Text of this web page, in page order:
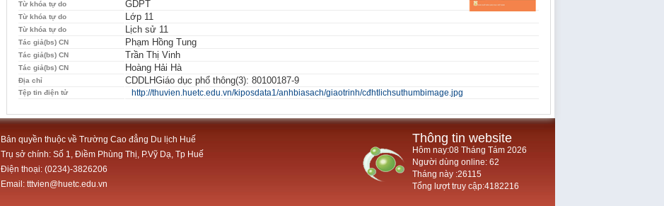
Từ khóa tự do GDPT
Từ khóa tự do Lớp 11
Từ khóa tự do Lịch sử 11
Tác giả(bs) CN Phạm Hồng Tung
Tác giả(bs) CN Trần Thị Vinh
Tác giả(bs) CN Hoàng Hải Hà
Địa chỉ CDDLHGiáo dục phổ thông(3): 80100187-9
Tệp tin điện tử http://thuvien.huetc.edu.vn/kiposdata1/anhbiasach/giaotrinh/cđhtlichsuthumbimage.jpg
Bản quyền thuộc về Trường Cao đẳng Du lịch Huế
Trụ sở chính: Số 1, Điềm Phùng Thị, P.Vỹ Dạ, Tp Huế
Điện thoại: (0234)-3826206
Email: tttvien@huetc.edu.vn
Thông tin website
Hôm nay:08 Tháng Tám 2026
Người dùng online: 62
Tháng này :26115
Tổng lượt truy cập:4182216